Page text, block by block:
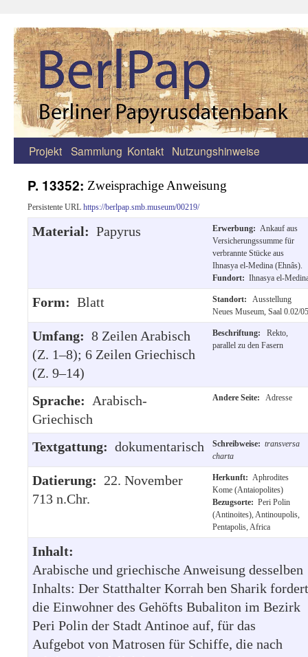
Zum
springen
Projekt Sammlung Kontakt Nutzungshinweise
P. 13352: Zweisprachige Anweisung
Persistente URL https://berlpap.smb.museum/00219/
Material: Papyrus Erwerbung: Ankauf aus
Versicherungssumme für
verbrannte Stücke aus
Ihnasya el-Medina (Ehnâs).
Fundort: Ihnasya el-
Form: Blatt Standort:
Ausstellung
Neues Museum, Saal 0.02/05
Umfang: 8 Zeilen Arabisch
(Z. 1–8); 6 Zeilen Griechisch
(Z. 9–14)
Beschriftung:
Rekto,
parallel zu den Fasern
Sprache: Arabisch-
Griechisch
Andere Seite: Adresse
Textgattung: dokumentarisch Schreibweise: transversa
charta
Datierung: 22. November
713 n.Chr.
Herkunft: Aphrodites
Kome (Antaiopolites)
Bezugsorte: Peri Polin
(Antinoites), Antinoupolis,
Pentapolis, Africa
Inhalt:
Arabische und griechische Anweisung desselben
Inhalts: Der Statthalter Korrah ben Sharik fordert
die Einwohner des Gehöfts Bubaliton im Bezirk
Peri Polin der Stadt Antinoe auf, für das
Aufgebot von Matrosen für Schiffe, die nach